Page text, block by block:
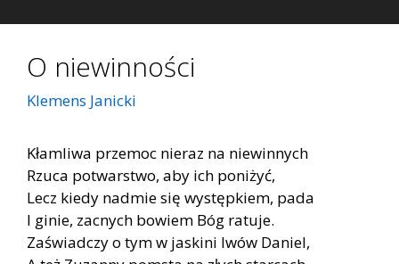
O niewinności
Klemens Janicki
Kłam­li­wa prze­moc nie­raz na nie­win­nych
Rzu­ca po­twar­stwo, aby ich po­ni­żyć,
Lecz kie­dy nad­mie się wy­stęp­kiem, pada
I gi­nie, za­cnych bo­wiem Bóg ra­tu­je.
Za­świad­czy o tym w ja­ski­ni lwów Da­niel,